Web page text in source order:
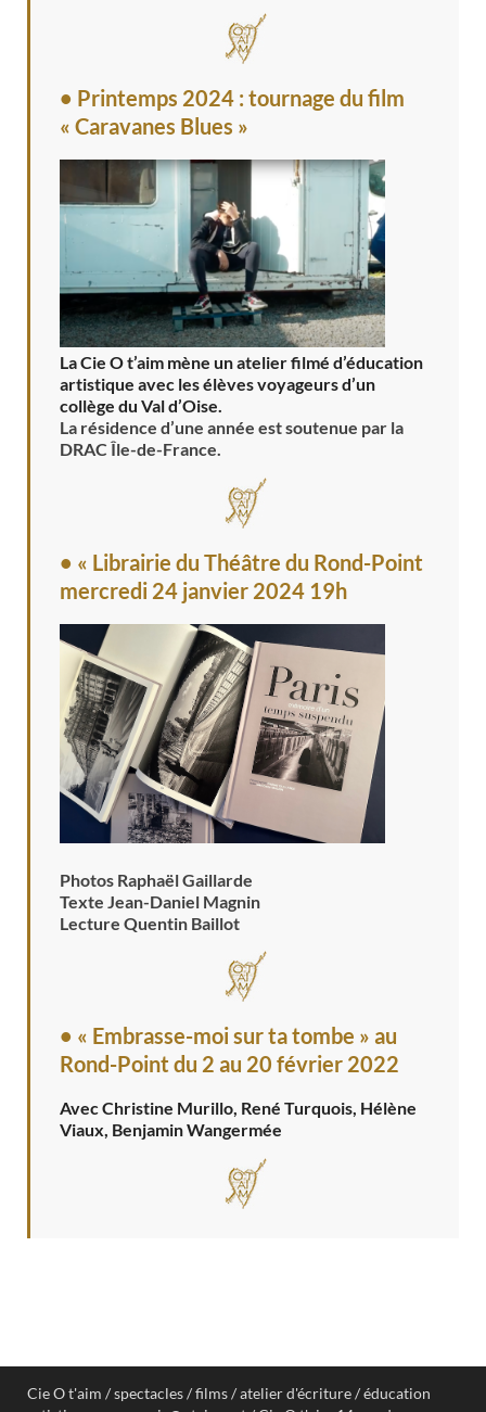
• Printemps 2024 : tournage du film
« Caravanes Blues »
La Cie O t’aim mène un atelier filmé d’éducation
artistique avec les élèves voyageurs d’un
collège du Val d’Oise.
La résidence d’une année est soutenue par la
DRAC Île-de-France.
• « Librairie du Théâtre du Rond-Point
mercredi 24 janvier 2024 19h
Photos Raphaël Gaillarde
Texte Jean-Daniel Magnin
Lecture Quentin Baillot
• « Embrasse-moi sur ta tombe » au
Rond-Point du 2 au 20 février 2022
Avec Christine Murillo, René Turquois, Hélène
Viaux, Benjamin Wangermée
Cie O t'aim / spectacles / films / atelier d'écriture / éducation